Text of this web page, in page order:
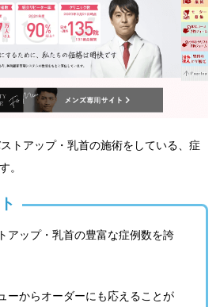
トアップ・乳首の施術をしている、症
。
アップ・乳首の豊富な症例数を誇
ーからオーダーにも応えることが